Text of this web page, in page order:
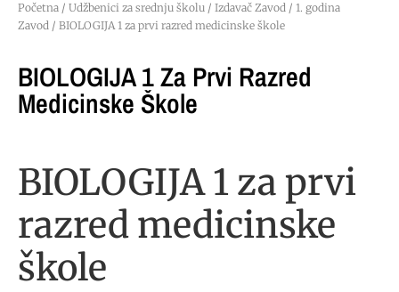
Početna / Udžbenici za srednju školu / Izdavač Zavod / 1. godina
Zavod / BIOLOGIJA 1 za prvi razred medicinske škole
BIOLOGIJA 1 Za Prvi Razred
Medicinske Škole
BIOLOGIJA 1 za prvi
razred medicinske
škole